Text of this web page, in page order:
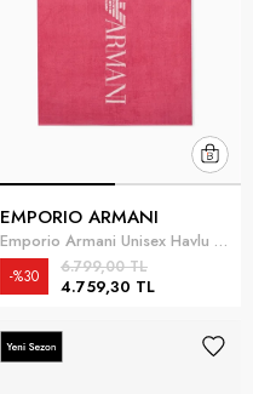
EMPORIO ARMANI
Emporio Armani Unisex Havlu Fuşya
4.759,30 TL
6.799,00 TL
%30